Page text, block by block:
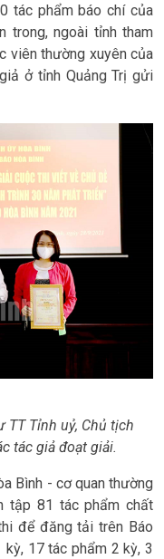
tác phẩm báo chí của
trong, ngoài tỉnh tham
viên thường xuyên của
ở tỉnh Quảng Trị gửi
Tỉnh uỷ, Chủ tịch
tác giả đoạt giải.
Bình - cơ quan thường
tập 81 tác phẩm chất
để đăng tải trên Báo
17 tác phẩm 2 kỳ, 3